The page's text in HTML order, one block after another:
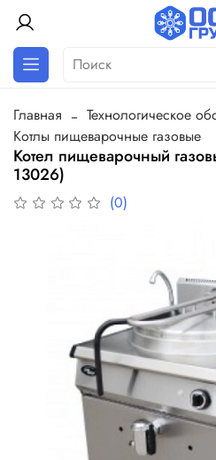
Главная Технологическое
Котлы пищеварочные газовые
Котел пищеварочный
13026)
(0)